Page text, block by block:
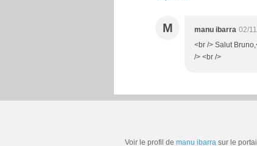
M manu ibarra 02/
<br /> Salut
/> <br />
Voir le profil de manu ibarrasur le